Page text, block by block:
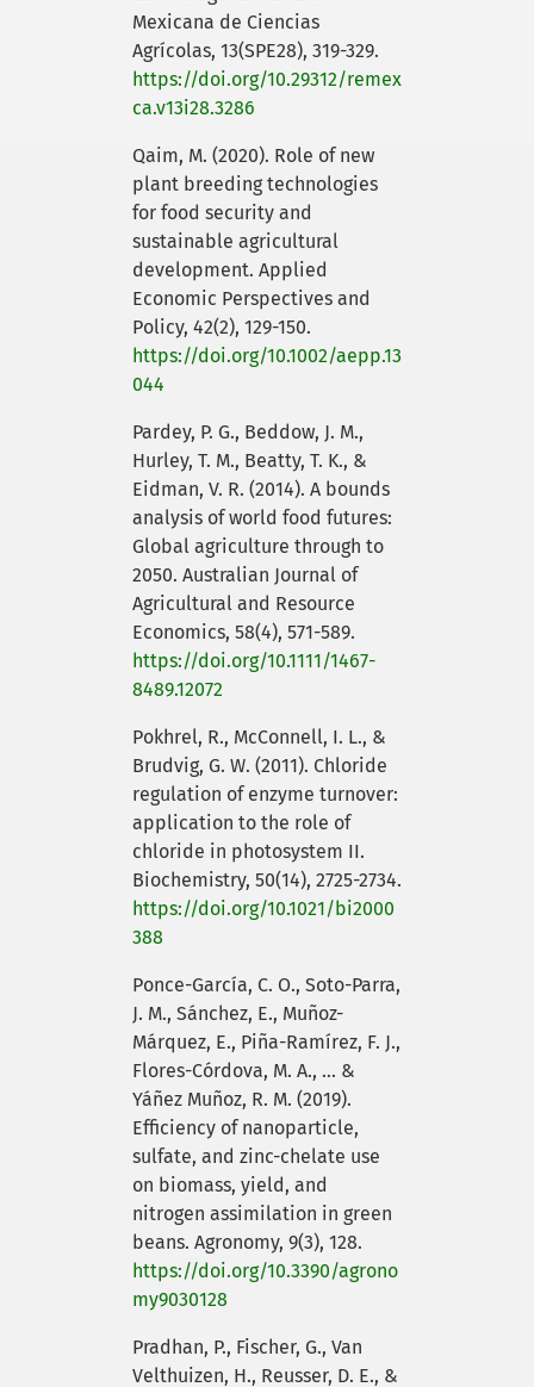
Mexicana de Ciencias
Agrícolas, 13(SPE28), 319-329.
https://doi.org/10.29312/remex
ca.v13i28.3286
Qaim, M. (2020). Role of new
plant breeding technologies
for food security and
sustainable agricultural
development. Applied
Economic Perspectives and
Policy, 42(2), 129-150.
https://doi.org/10.1002/aepp.13
044
Pardey, P. G., Beddow, J. M.,
Hurley, T. M., Beatty, T. K., &
Eidman, V. R. (2014). A bounds
analysis of world food futures:
Global agriculture through to
2050. Australian Journal of
Agricultural and Resource
Economics, 58(4), 571-589.
https://doi.org/10.1111/1467-
8489.12072
Pokhrel, R., McConnell, I. L., &
Brudvig, G. W. (2011). Chloride
regulation of enzyme turnover:
application to the role of
chloride in photosystem II.
Biochemistry, 50(14), 2725-2734.
https://doi.org/10.1021/bi2000
388
Ponce-García, C. O., Soto-Parra,
J. M., Sánchez, E., Muñoz-
Márquez, E., Piña-Ramírez, F. J.,
Flores-Córdova, M. A., ... &
Yáñez Muñoz, R. M. (2019).
Efficiency of nanoparticle,
sulfate, and zinc-chelate use
on biomass, yield, and
nitrogen assimilation in green
beans. Agronomy, 9(3), 128.
https://doi.org/10.3390/agrono
my9030128
Pradhan, P., Fischer, G., Van
Velthuizen, H., Reusser, D. E., &